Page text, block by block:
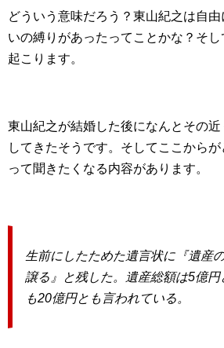
どういう意味だろう？東山紀之は自
いの縛りがあったってことかな？そ
起こります。
東山紀之が結婚した後になんとその
してきたそうです。そしてここから
って聞きたくなる内容があります。
生前にしたためた遺言状に『遺産
譲る』と残した。遺産総額は5億
も20億円とも言われている。